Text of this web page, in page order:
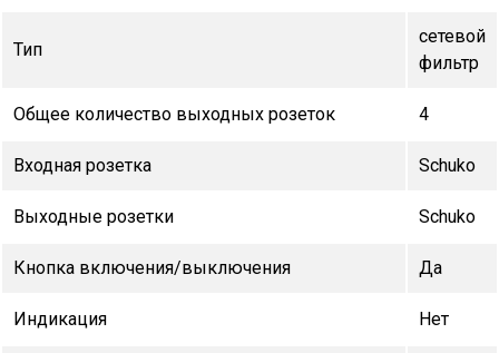
Тип
сетевой
фильтр
Общее количество выходных розеток 4
Входная розетка Schuko
Выходные розетки Schuko
Кнопка включения/выключения Да
Индикация Нет